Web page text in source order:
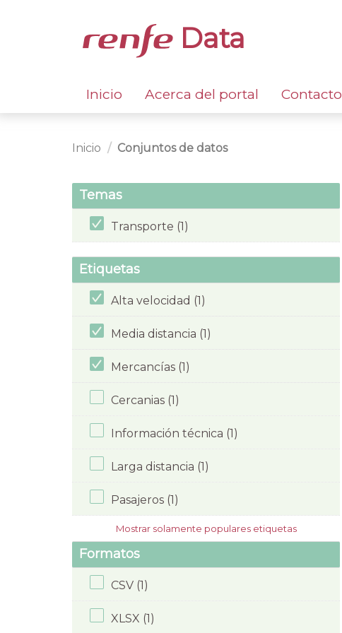
Data
Inicio Acerca del portal Contacto
Inicio Conjuntos de datos
Temas
Transporte (1)
Etiquetas
Alta velocidad (1)
Media distancia (1)
Mercancías (1)
Cercanias (1)
Información técnica (1)
Larga distancia (1)
Pasajeros (1)
Mostrar solamente populares etiquetas
Formatos
CSV (1)
XLSX (1)